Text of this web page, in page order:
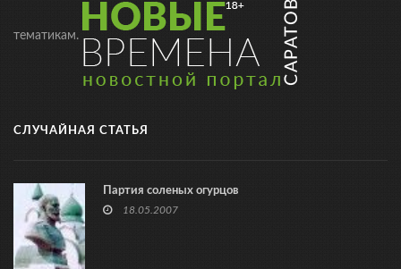
тематикам.
СЛУЧАЙНАЯ СТАТЬЯ
Партия соленых огурцов
18.05.2007